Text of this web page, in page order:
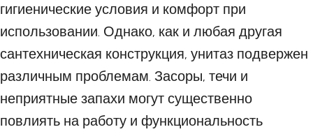
гигиенические условия и комфорт при
использовании. Однако, как и любая другая
сантехническая конструкция, унитаз подвержен
различным проблемам. Засоры, течи и
неприятные запахи могут существенно
повлиять на работу и функциональность